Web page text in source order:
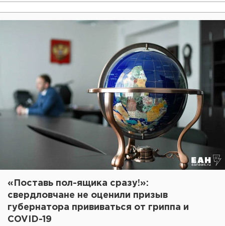
«Поставь пол-ящика сразу!»:
свердловчане не оценили призыв
губернатора прививаться от гриппа и
COVID-19